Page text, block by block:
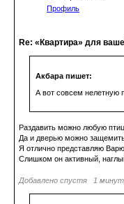
Профиль
Re: «Квартира» для
Акбара пишет:
А вот совсем нелетную
Раздавить можно любую
Да и дверью можно защемить
Я отлично представляю
Слишком он активный,
Добавлено спустя 1